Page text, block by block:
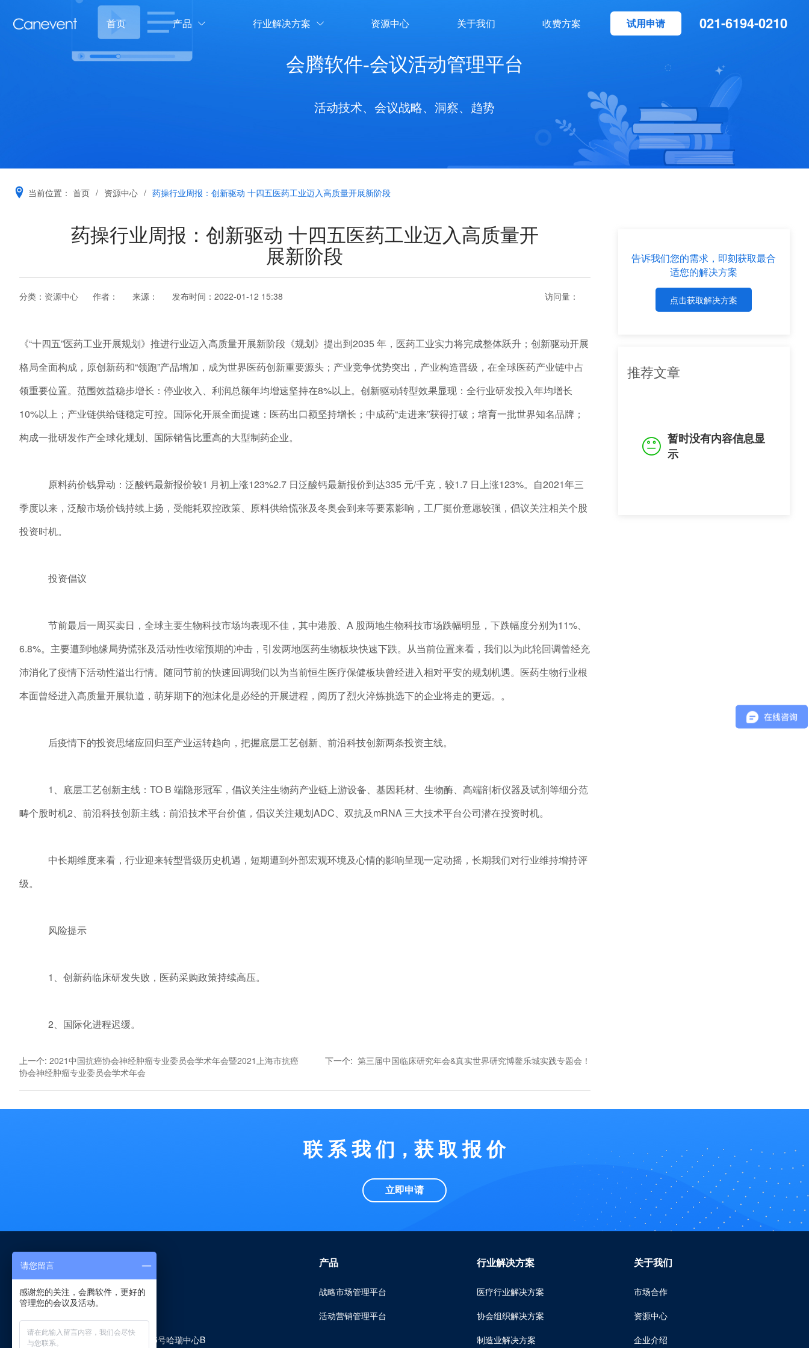
首页 产品  行业解决方案  资源中心 关于我们 收费方案 试用申请 021-6194-0210
会腾软件-会议活动管理平台
活动技术、会议战略、洞察、趋势
当前位置： 首页 / 资源中心 / 药操行业周报：创新驱动 十四五医药工业迈入高质量开展新阶段
药操行业周报：创新驱动 十四五医药工业迈入高质量开
展新阶段
分类： 资源中心 作者： 来源： 发布时间： 2022-01-12 15:38 访问量：
《“十四五”医药工业开展规划》推进行业迈入高质量开展新阶段《规划》提出到2035 年，医药工业实力将完成整体跃升；创新驱动开展
格局全面构成，原创新药和“领跑”产品增加，成为世界医药创新重要源头；产业竞争优势突出，产业构造晋级，在全球医药产业链中占
领重要位置。范围效益稳步增长：停业收入、利润总额年均增速坚持在8%以上。创新驱动转型效果显现：全行业研发投入年均增长
10%以上；产业链供给链稳定可控。国际化开展全面提速：医药出口额坚持增长；中成药“走进来”获得打破；培育一批世界知名品牌；
构成一批研发作产全球化规划、国际销售比重高的大型制药企业。
原料药价钱异动：泛酸钙最新报价较1 月初上涨123%2.7 日泛酸钙最新报价到达335 元/千克，较1.7 日上涨123%。自2021年三
季度以来，泛酸市场价钱持续上扬，受能耗双控政策、原料供给慌张及冬奥会到来等要素影响，工厂挺价意愿较强，倡议关注相关个股
投资时机。
投资倡议
节前最后一周买卖日，全球主要生物科技市场均表现不佳，其中港股、A 股两地生物科技市场跌幅明显，下跌幅度分别为11%、
6.8%。主要遭到地缘局势慌张及活动性收缩预期的冲击，引发两地医药生物板块快速下跌。从当前位置来看，我们以为此轮回调曾经充
沛消化了疫情下活动性溢出行情。随同节前的快速回调我们以为当前恒生医疗保健板块曾经进入相对平安的规划机遇。医药生物行业根
本面曾经进入高质量开展轨道，萌芽期下的泡沫化是必经的开展进程，阅历了烈火淬炼挑选下的企业将走的更远。。
后疫情下的投资思绪应回归至产业运转趋向，把握底层工艺创新、前沿科技创新两条投资主线。
1、底层工艺创新主线：TO B 端隐形冠军，倡议关注生物药产业链上游设备、基因耗材、生物酶、高端剖析仪器及试剂等细分范
畴个股时机2、前沿科技创新主线：前沿技术平台价值，倡议关注规划ADC、双抗及mRNA 三大技术平台公司潜在投资时机。
中长期维度来看，行业迎来转型晋级历史机遇，短期遭到外部宏观环境及心情的影响呈现一定动摇，长期我们对行业维持增持评
级。
风险提示
1、创新药临床研发失败，医药采购政策持续高压。
2、国际化进程迟缓。
上一个: 2021中国抗癌协会神经肿瘤专业委员会学术年会暨2021上海市抗癌
协会神经肿瘤专业委员会学术年会
下一个: 第三届中国临床研究年会&真实世界研究博鳌乐城实践专题会！
告诉我们您的需求，即刻获取最合
适您的解决方案
点击获取解决方案
推荐文章
暂时没有内容信息显
示
联 系 我 们，获 取 报 价
立即申请
咨询电话：18321841672
市场合作：duffy.ding@links-e.com
公司地址：上海市静安区寿阳路555号哈瑞中心B
产品
战略市场管理平台
活动营销管理平台
行业解决方案
医疗行业解决方案
协会组织解决方案
制造业解决方案
关于我们
市场合作
资源中心
企业介绍
请您留言
感谢您的关注，会腾软件，更好的
管理您的会议及活动。